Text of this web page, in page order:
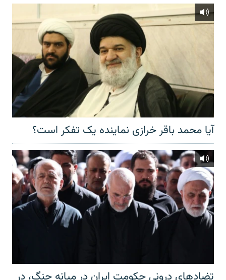
آیا محمد باقر خرازی نماینده یک تفکر است؟
تضادهای درونی حکومت ایران در میانه جنگ، در